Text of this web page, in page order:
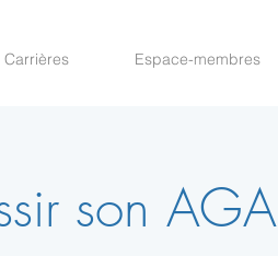
Carrières Espace-membres
son AGA